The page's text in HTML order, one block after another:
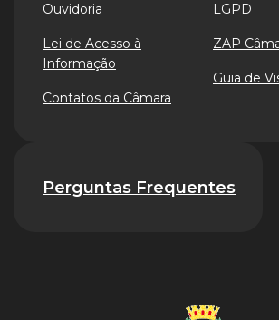
Ouvidoria
Lei de Acesso à
Informação
Contatos da Câmara
LGPD
ZAP
Guia de
Perguntas Frequentes